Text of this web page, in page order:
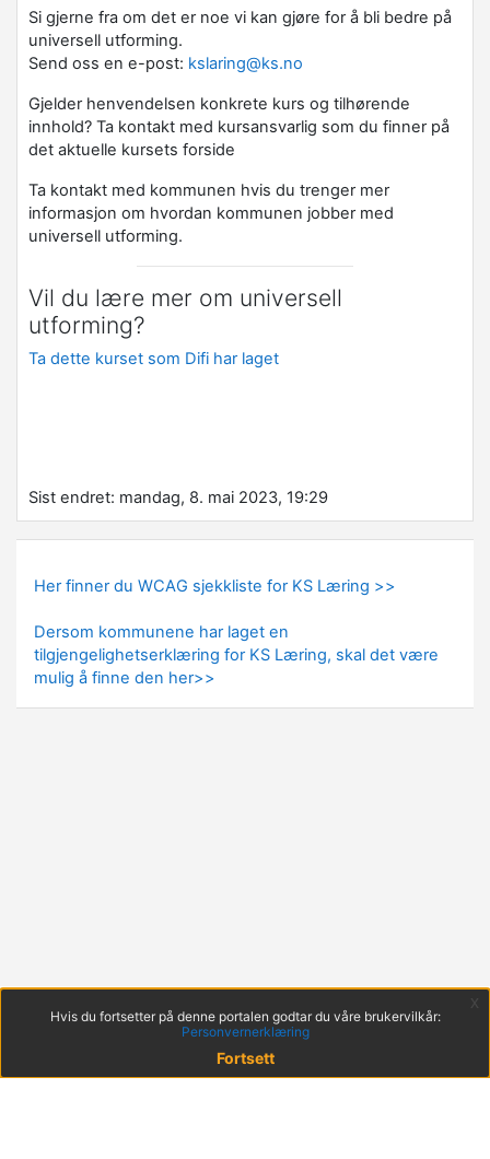
Si gjerne fra om det er noe vi kan gjøre for å bli bedre på
universell utforming.
Send oss en e-post: kslaring@ks.no
Gjelder henvendelsen konkrete kurs og tilhørende
innhold? Ta kontakt med kursansvarlig som du finner på
det aktuelle kursets forside
Ta kontakt med kommunen hvis du trenger mer
informasjon om hvordan kommunen jobber med
universell utforming.
Vil du lære mer om universell
utforming?
Ta dette kurset som Difi har laget
Sist endret: mandag, 8. mai 2023, 19:29
Her finner du WCAG sjekkliste for KS Læring >>
Dersom kommunene har laget en
tilgjengelighetserklæring for KS Læring, skal det være
mulig å finne den her>>
Hvis du fortsetter på denne portalen godtar du våre brukervilkår:
Personvernerklæring
Fortsett
x